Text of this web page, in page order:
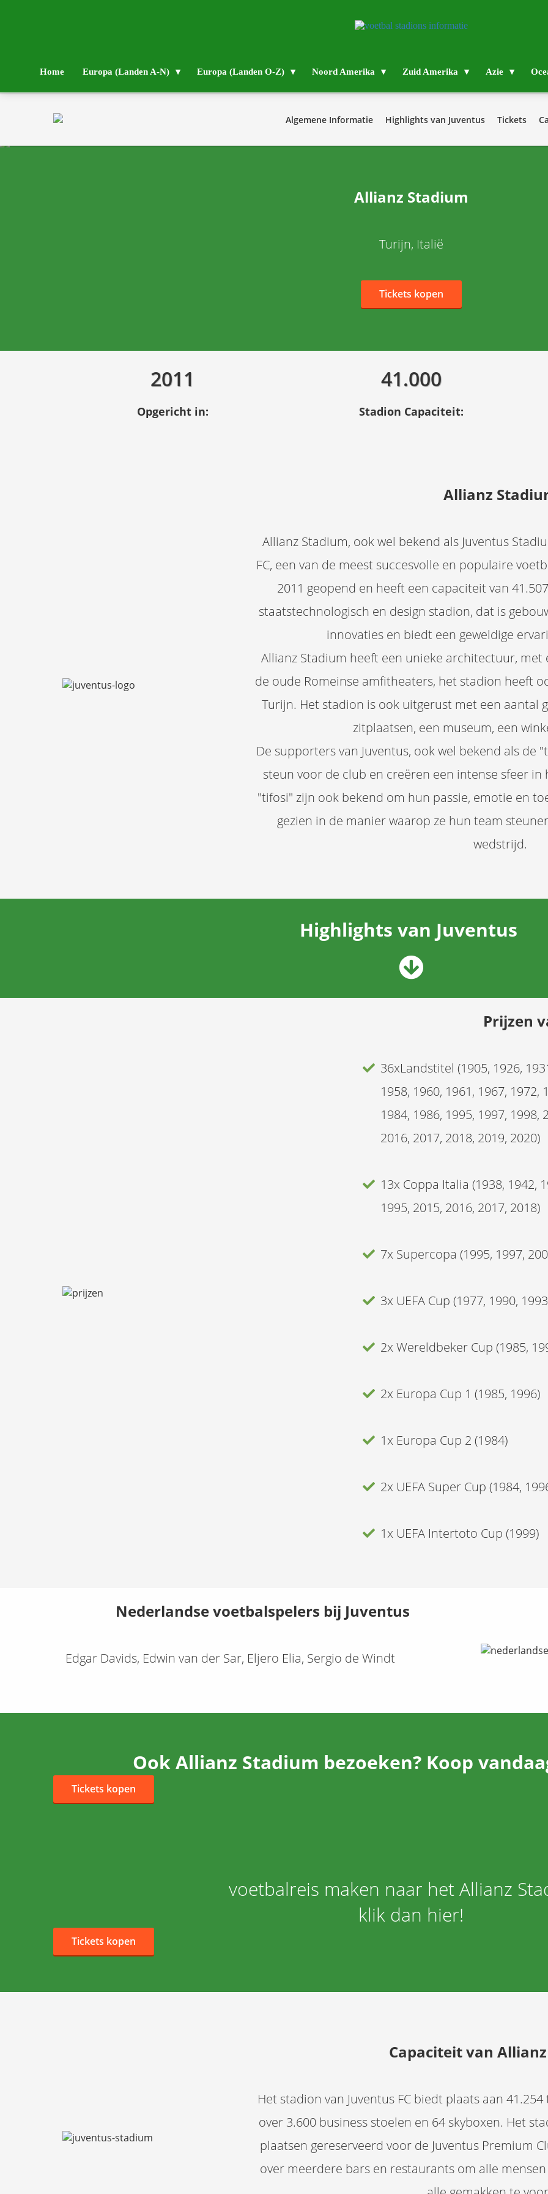
Home Europa (Landen A-N) Europa (Landen O-Z) Noord Amerika Zuid Amerika Azie
Algemene Informatie Highlights van Juventus Tickets
Allianz Stadium
Turijn, Italië
Tickets kopen
2011
Opgericht in:
41.000
Stadion Capaciteit:
Allianz
Allianz Stadium, ook wel bekend als Juventus
FC, een van de meest succesvolle en populaire
2011 geopend en heeft een capaciteit van
staatstechnologisch en design stadion, dat is
innovaties en biedt een geweldige
Allianz Stadium heeft een unieke architectuur,
de oude Romeinse amfitheaters, het stadion heeft
Turijn. Het stadion is ook uitgerust met een aantal
zitplaatsen, een museum, een
De supporters van Juventus, ook wel bekend als de
steun voor de club en creëren een intense sfeer
"tifosi" zijn ook bekend om hun passie, emotie en
gezien in de manier waarop ze hun team
wedstrijd.
Highlights van Juventus
Prijzen
36xLandstitel (1905, 1926,
1958, 1960, 1961, 1967, 1972,
1984, 1986, 1995, 1997, 1998,
2016, 2017, 2018, 2019, 2020)
13x Coppa Italia (1938, 1942,
1995, 2015, 2016, 2017, 2018)
7x Supercopa (1995, 1997,
3x UEFA Cup (1977, 1990,
2x Wereldbeker Cup (1985,
2x Europa Cup 1 (1985, 1996)
1x Europa Cup 2 (1984)
2x UEFA Super Cup (1984,
1x UEFA Intertoto Cup (1999)
Nederlandse voetbalspelers bij Juventus
Edgar Davids, Edwin van der Sar, Eljero Elia, Sergio de Windt
Ook Allianz Stadium bezoeken? Koop
Tickets kopen
voetbalreis maken naar het Allianz
klik dan hier!
Tickets kopen
Capaciteit van
Het stadion van Juventus FC biedt plaats aan
over 3.600 business stoelen en 64 skyboxen. Het
plaatsen gereserveerd voor de Juventus Premium
over meerdere bars en restaurants om alle